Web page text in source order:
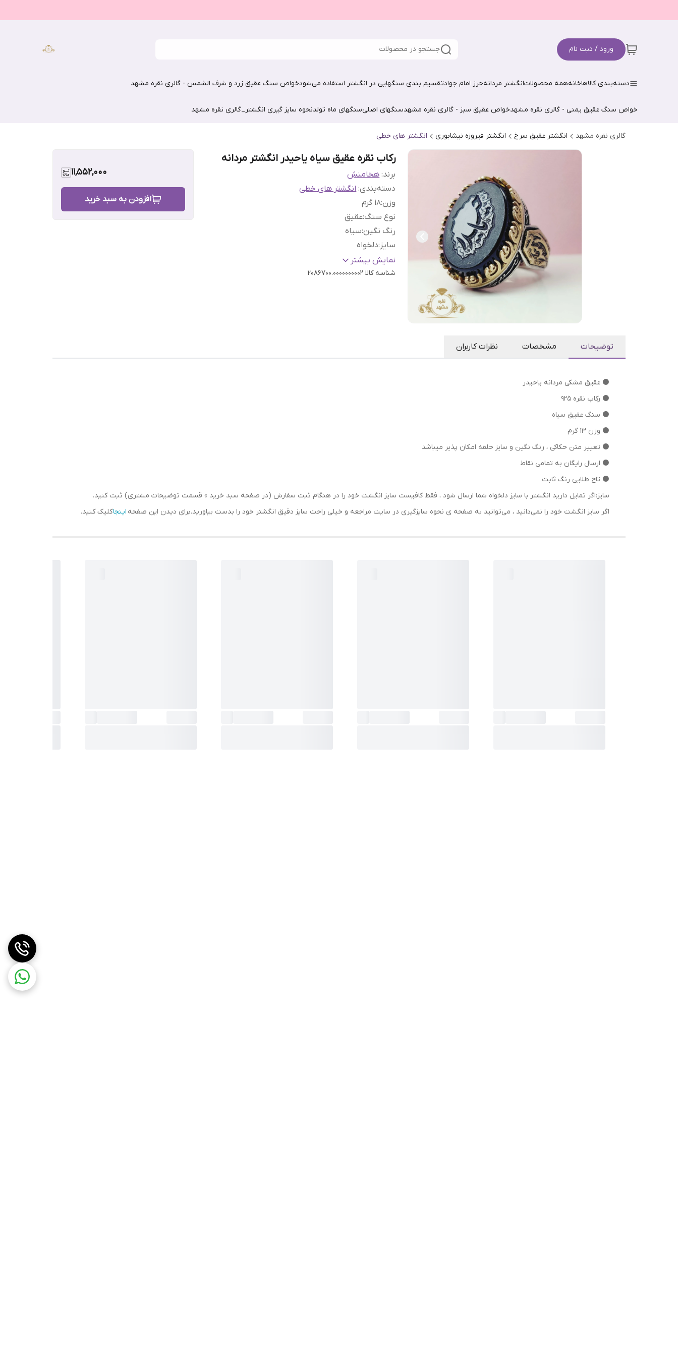
ورود / ثبت نام جستجو در محصولات
دسته‌بندی کالاهاخانههمه محصولاتانگشتر مردانهحرز امام جوادتقسیم بندی سنگهایی در انگشتر استفاده می‌شودخواص سنگ عقیق زرد و شرف الشمس - گالری نقره مشهد
خواص سنگ عقیق یمنی - گالری نقره مشهدخواص عقیق سبز - گالری نقره مشهدسنگهای اصلیسنگهای ماه تولدنحوه سایز گیری انگشتر_گالری نقره مشهد
گالری نقره مشهد انگشتر عقیق سرخ انگشتر فیروزه نیشابوری انگشتر های خطی
رکاب نقره عقیق سیاه یاحیدر انگشتر مردانه
برند: هخامنش
دسته‌بندی:انگشتر های خطی
وزن:۱8 گرم
نوع سنگ:عقیق
رنگ نگین:سیاه
سایز :دلخواه
عیار نقره:
925
نمایش بیشتر
شناسه کالا 2086700.0000000002
11,552,000
افزودن به سبد خرید
توضیحات مشخصات نظرات کاربران
⚫ عقیق مشکی مردانه یاحیدر
⚫ رکاب نقره 925
⚫ سنگ عقیق سیاه
⚫ وزن 13 گرم
⁦⁩⚫ تغییر متن حکاکی ، رنگ نگین و سایز حلقه امکان پذیر میباشد
⚫ ارسال رایگان به تمامی نقاط
⚫ تاج طلایی رنگ ثابت
سایز:اگر تمایل دارید انگشتر با سایز دلخواه شما ارسال شود ، فقط کافیست سایز انگشت خود را در هنگام ثبت سفارش (در صفحه سبد خرید » قسمت توضیحات مشتری) ثبت کنید.
اگر سایز انگشت خود را نمی‌دانید ، می‌توانید به صفحه ی نحوه سایزگیری در سایت مراجعه و خیلی راحت سایز دقیق انگشتر خود را بدست بیاورید.برای دیدن این صفحه اینجاکلیک کنید.